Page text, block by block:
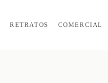
RETRATOS COMERCIAL